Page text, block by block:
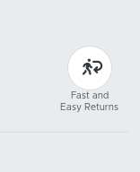
Fast and
Easy Returns